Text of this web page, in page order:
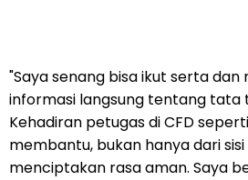
"Saya senang bisa ikut serta
informasi langsung tentang tata
Kehadiran petugas di CFD
membantu, bukan hanya dari
menciptakan rasa aman. Saya